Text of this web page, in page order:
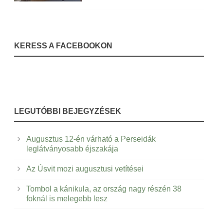
KERESS A FACEBOOKON
LEGUTÓBBI BEJEGYZÉSEK
Augusztus 12-én várható a Perseidák
leglátványosabb éjszakája
Az Úsvit mozi augusztusi vetítései
Tombol a kánikula, az ország nagy részén 38
foknál is melegebb lesz